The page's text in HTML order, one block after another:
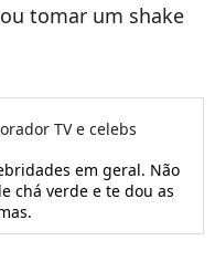
tomar um shake
TV e celebs
em geral. Não
chá verde e te dou as